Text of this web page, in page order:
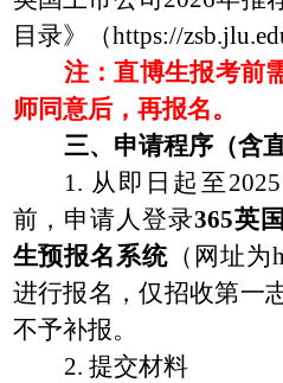
目录》（https://
注：直博生报考前
师同意后，再报名。
三、 申请程序（含
1. 从即日起至2025
前， 申请人登录365英
生预报名系统（ 网址为
进行报名 ，仅招收第一
不予补报。
2. 提交材料